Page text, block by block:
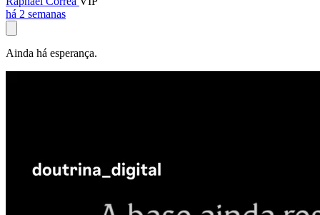
há 2 semanas
Ainda há esperança.